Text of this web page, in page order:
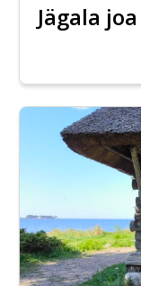
Jägala